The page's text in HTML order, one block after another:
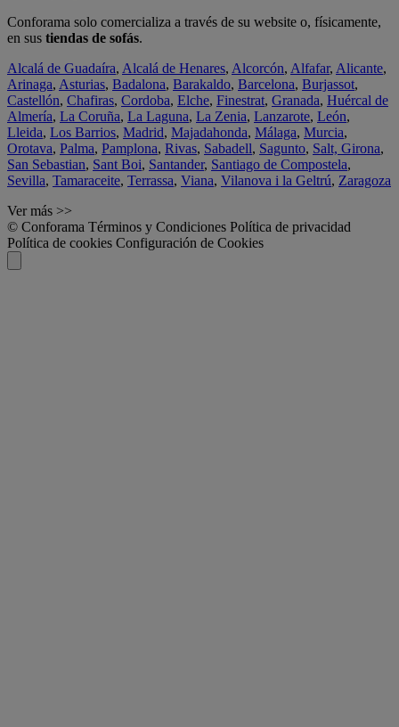
Conforama solo comercializa a través de su website o, físicamente,
en sus tiendas de sofás.
Alcalá de Guadaíra, Alcalá de Henares, Alcorcón, Alfafar, Alicante,
Arinaga, Asturias, Badalona, Barakaldo, Barcelona, Burjassot,
Castellón, Chafiras, Cordoba, Elche, Finestrat, Granada, Huércal de
Almería, La Coruña, La Laguna, La Zenia, Lanzarote, León,
Lleida, Los Barrios, Madrid, Majadahonda, Málaga, Murcia,
Orotava, Palma, Pamplona, Rivas, Sabadell, Sagunto, Salt, Girona,
San Sebastian, Sant Boi, Santander, Santiago de Compostela,
Sevilla, Tamaraceite, Terrassa, Viana, Vilanova i la Geltrú, Zaragoza
Ver más >>
© Conforama Términos y Condiciones Política de privacidad
Política de cookies Configuración de Cookies